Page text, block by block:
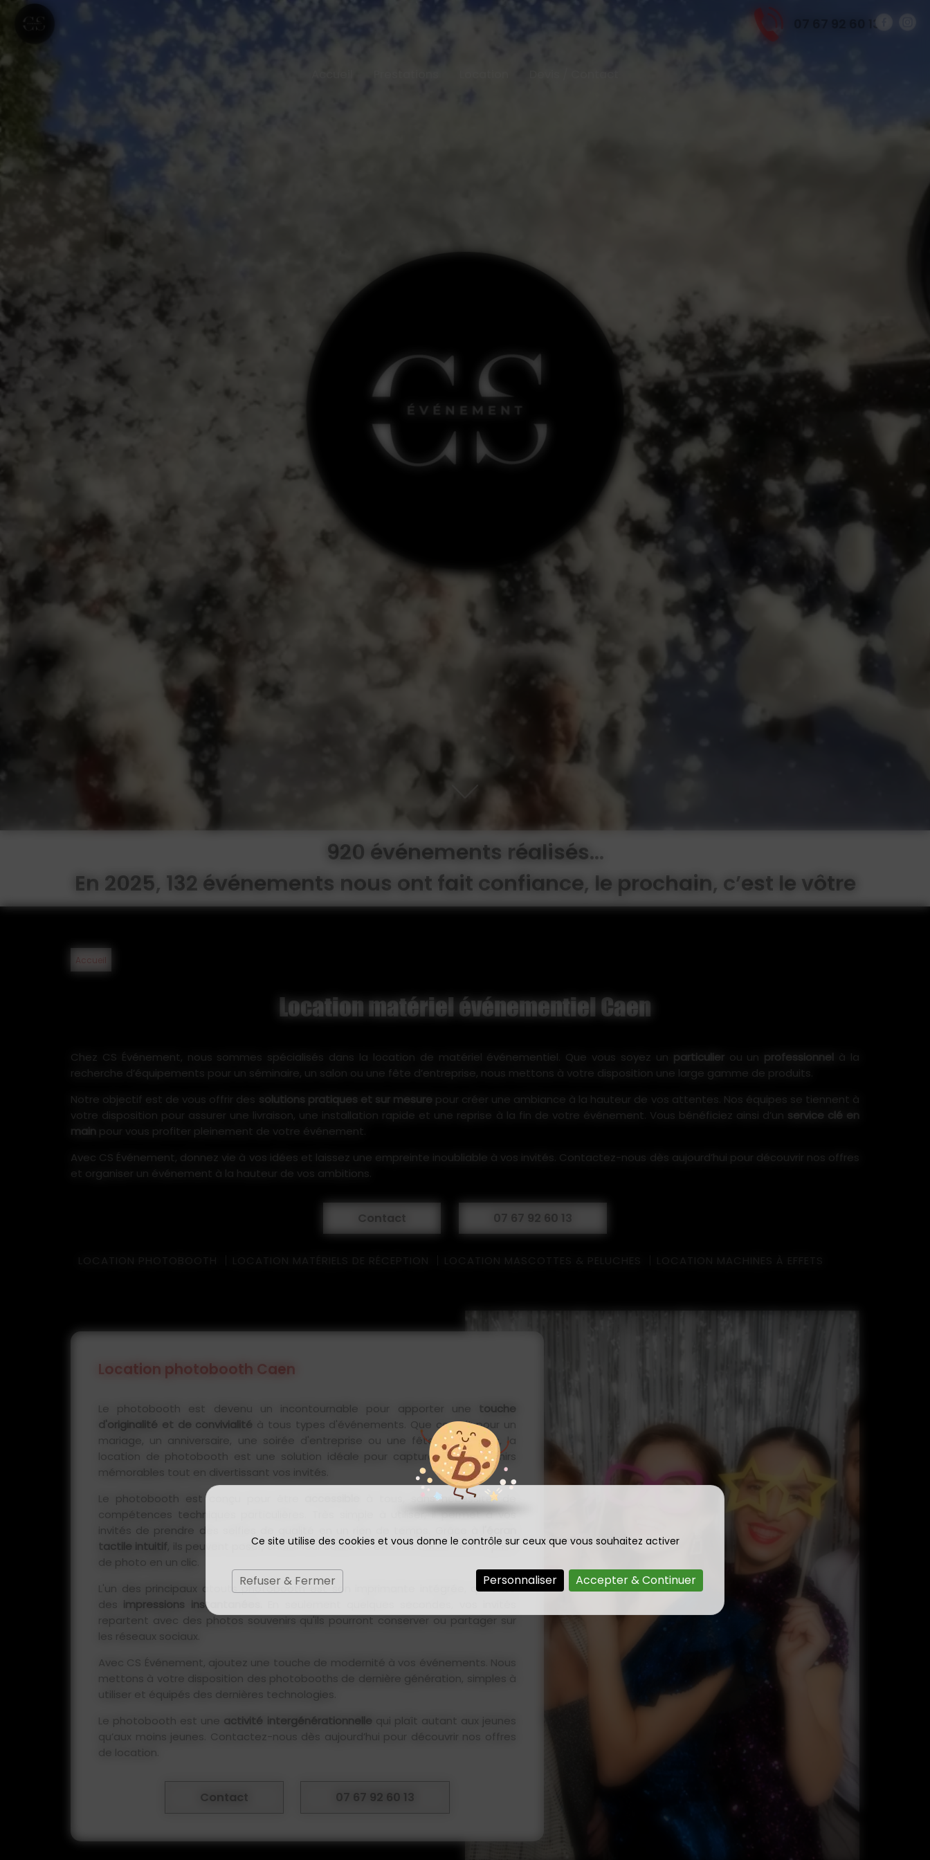
Panneau de gestion des cookies
Ce site utilise des cookies et vous donne le contrôle sur ceux que vous souhaitez activer
Accepter & Continuer
Refuser & Fermer Personnaliser
07 67 92 60 13
920 événements réalisés...
En 2025, 132 événements nous ont fait confiance, le prochain, c’est le vôtre
Location matériel événementiel Caen
Chez CS Événement, nous sommes spécialisés dans la location de matériel événementiel. Que vous soyez un particulierou un professionnel à la
recherche d’équipements pour un séminaire, un salon ou une fête d’entreprise, nous mettons à votre disposition une large gamme de produits.
Notre objectif est de vous offrir des solutions pratiques et sur mesure pour créer une ambiance à la hauteur de vos attentes. Nos équipes se tiennent à
votre disposition pour assurer une livraison, une installation rapide et une reprise à la fin de votre événement. Vous bénéficiez ainsi d’un service clé en
main pour vous profiter pleinement de votre événement.
Avec CS Événement, donnez vie à vos idées et laissez une empreinte inoubliable à vos invités. Contactez-nous dès aujourd’hui pour découvrir nos offres
et organiser un événement à la hauteur de vos ambitions.
Contact 07 67 92 60 13
Location photobooth Caen
Le photobooth est devenu un incontournable pour apporter une touche
d'originalité et de convivialité à tous types d'événements. Que ce soit pour un
mariage, un anniversaire, une soirée d'entreprise ou une fête entre amis, la
location de photobooth est une solution idéale pour capturer des souvenirs
mémorables tout en divertissant vos invités.
Le photobooth est conçu pour être
à tous, sans nécessiter de
compétences techniques particulières. Très simple à utiliser, il permet à vos
invités de prendre des selfies de qualité en un rien de temps. Grâce à
tactile intuitif , ils peuvent poser, choisir leur cadre ou effet et déclencher la prise
de photo en un clic.
L'un des principaux atouts photobooth est son imprimante intégrée, qui offre
des impressions instantanées.
repartent avec des photos souvenirs qu'ils pourront conserver ou partager sur
les réseaux sociaux.
Avec CS Événement, ajoutez une touche de modernité à vos événements. Nous
mettons à votre disposition des photobooths de dernière génération, simples à
utiliser et équipés des dernières technologies.
Le photobooth est une activité intergénérationnelle qui plaît autant aux jeunes
qu’aux moins jeunes. Contactez-nous dès aujourd’hui pour découvrir nos offres
de location.
Contact 07 67 92 60 13